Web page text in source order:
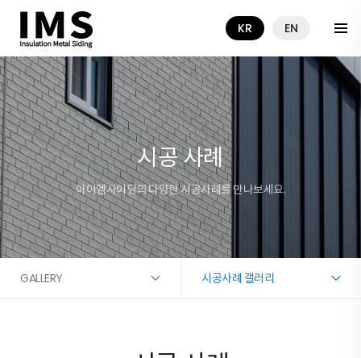
KR EN
시공 사례
아이엠사이딩의 다양한 시공사례를 만나보세요.
GALLERY 시공사례 갤러리